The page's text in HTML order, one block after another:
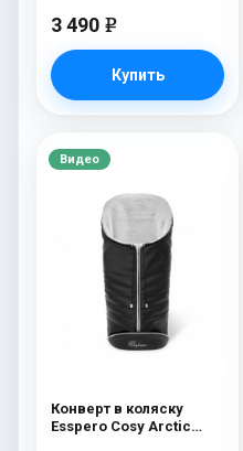
3 490 e
Купить
Видео
Конверт в коляску
Esspero Cosy Arctic